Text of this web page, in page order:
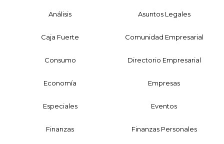
Análisis Asuntos Legales
Caja Fuerte Comunidad Empresarial
Consumo Directorio Empresarial
Economía Empresas
Especiales Eventos
Finanzas Finanzas Personales